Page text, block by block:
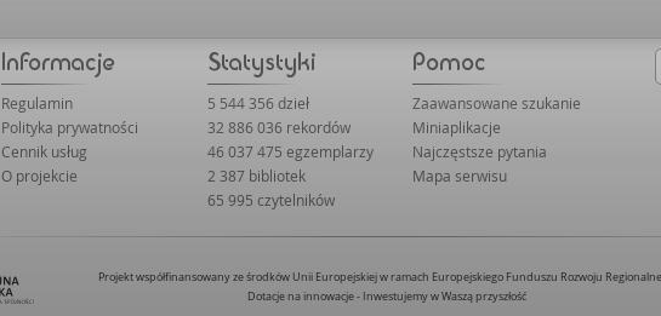
Regulamin
Polityka prywatności
Cennik usług
O projekcie
5 544 356 dzieł
32 886 036 rekordów
46 037 475 egzemplarzy
2 387 bibliotek
65 995 czytelników
Zaawansowane szukanie
Miniaplikacje
Najczęstsze pytania
Mapa serwisu
Projekt współfinansowany ze środków Unii Europejskiej w ramach Europejskiego Funduszu Rozwoju
Dotacje na innowacje - Inwestujemy w Waszą przyszłość